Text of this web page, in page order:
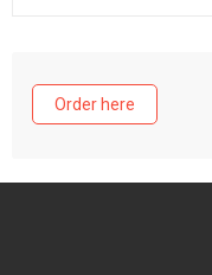
Order here